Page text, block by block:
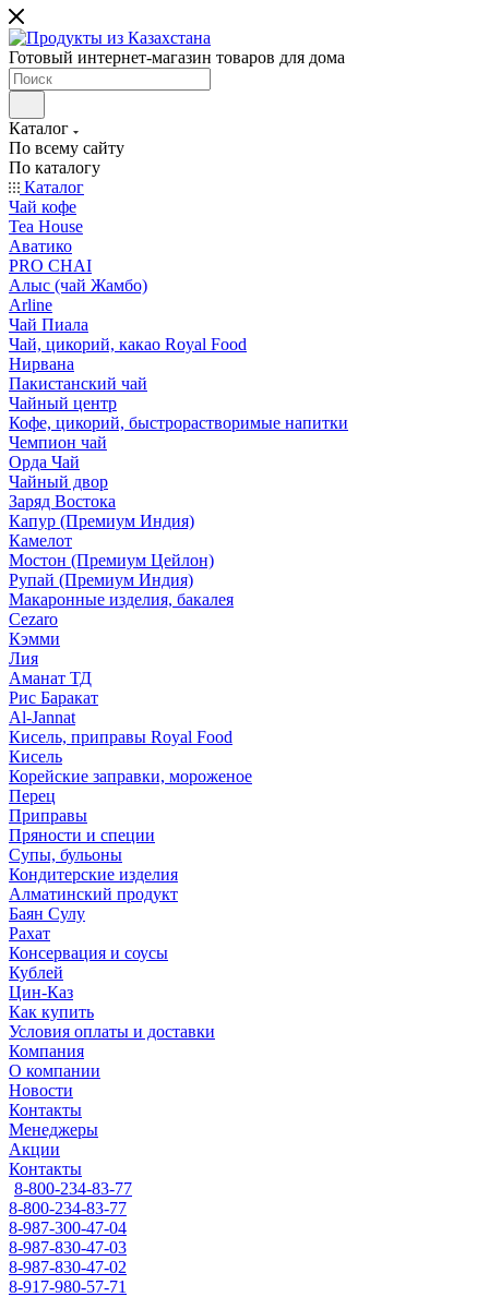
Готовый интернет-магазин товаров для дома
Каталог
По всему сайту
По каталогу
Каталог
Чай кофе
Tea House
Аватико
PRO CHAI
Алыс (чай Жамбо)
Arline
Чай Пиала
Чай, цикорий, какао Royal Food
Нирвана
Пакистанский чай
Чайный центр
Кофе, цикорий, быстрорастворимые напитки
Чемпион чай
Орда Чай
Чайный двор
Заряд Востока
Капур (Премиум Индия)
Камелот
Мостон (Премиум Цейлон)
Рупай (Премиум Индия)
Макаронные изделия, бакалея
Cezaro
Кэмми
Лия
Аманат ТД
Рис Баракат
Al-Jannat
Кисель, приправы Royal Food
Кисель
Корейские заправки, мороженое
Перец
Приправы
Пряности и специи
Супы, бульоны
Кондитерские изделия
Алматинский продукт
Баян Сулу
Рахат
Консервация и соусы
Кублей
Цин-Каз
Как купить
Условия оплаты и доставки
Компания
О компании
Новости
Контакты
Менеджеры
Акции
Контакты
8-800-234-83-77
8-800-234-83-77
8-987-300-47-04
8-987-830-47-03
8-987-830-47-02
8-917-980-57-71